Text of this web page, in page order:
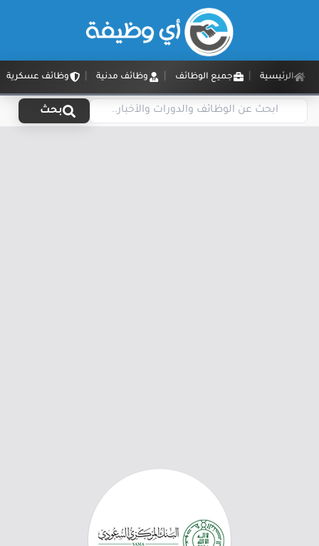
الرئيسية جميع الوظائف وظائف مدنية وظائف عسكرية
بحث